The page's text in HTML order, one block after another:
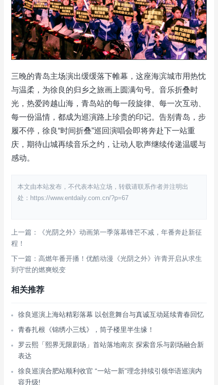
三晚的青岛主场演出缓缓落下帷幕，这座海滨城市用热忱
与温柔，为徐良的归乡之旅画上圆满句号。音乐折叠时
光，热爱跨越山海，青岛站的每一段旋律、每一次互动、
每一份温情，都成为巡演路上珍贵的印记。告别青岛，步
履不停，徐良“时间折叠”巡回演唱会即将奔赴下一站重
庆，期待山城再续音乐之约，让动人歌声继续传递温暖与
感动。
本文由本站发布，不代表本站立场，转载请联系作者并注明出
处：https://www.entdaily.com.cn/?p=67
上一篇：《光阴之外》动画第一季落幕锋芒不减，年番奔赴新征
程！
下一篇：高燃年番开播！优酷动漫《光阴之外》许青开启从求生
到守世的燃爽蜕变
相关推荐
徐良巡演上海站精彩落幕 以创意舞台与真诚互动延续青春回忆
青春扎根《锦绣小三线》，筒子楼里半生缘！
罗云熙「熙界无限剧场」首站落地南京 探索音乐与剧场融合新
表达
徐良巡演合肥站顺利收官 “一站一新”理念持续引领华语巡演内
容升级!